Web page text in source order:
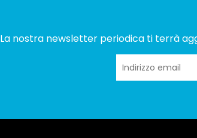
La nostra newsletter periodica ti terrà